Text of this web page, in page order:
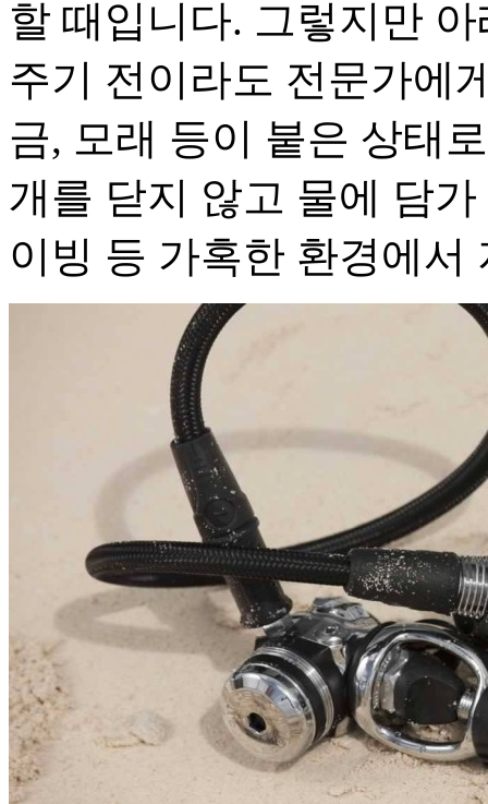
할 때입니다. 그렇지만
주기 전이라도 전문가에
금, 모래 등이 붙은 상태
개를 닫지 않고 물에 담
이빙 등 가혹한 환경에서